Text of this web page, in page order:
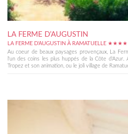
LA FERME D’AUGUSTIN
LA FERME D'AUGUSTIN À RAMATUELLE ★★★★
Au coeur de beaux paysages provençaux, La
l'un des coins les plus huppés de la Côte
Tropez et son animation, ou le joli village de